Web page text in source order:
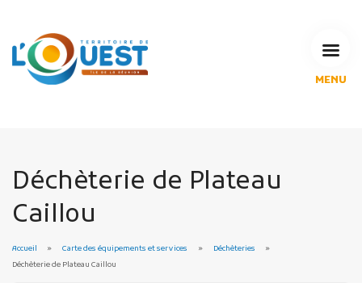
MENU
Espace Pédagogique
Déchèterie de Plateau
Caillou
Accueil Carte des équipements et services
Déchèteries
Déchèterie de Plateau Caillou